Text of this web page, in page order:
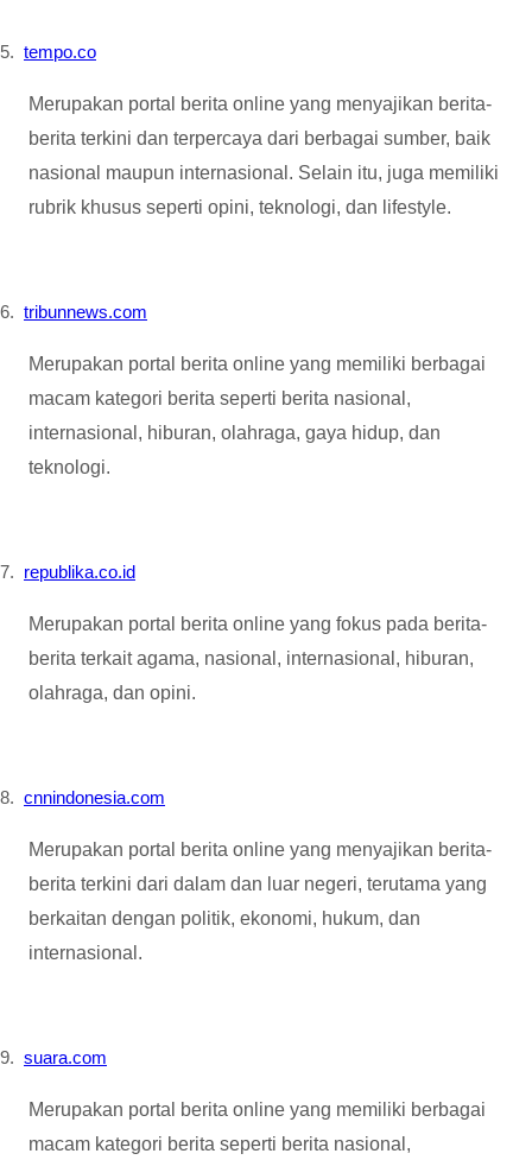
5. tempo.co
Merupakan portal berita online yang menyajikan berita-
berita terkini dan terpercaya dari berbagai sumber, baik
nasional maupun internasional. Selain itu, juga memiliki
rubrik khusus seperti opini, teknologi, dan lifestyle.
6. tribunnews.com
Merupakan portal berita online yang memiliki berbagai
macam kategori berita seperti berita nasional,
internasional, hiburan, olahraga, gaya hidup, dan
teknologi.
7. republika.co.id
Merupakan portal berita online yang fokus pada berita-
berita terkait agama, nasional, internasional, hiburan,
olahraga, dan opini.
8. cnnindonesia.com
Merupakan portal berita online yang menyajikan berita-
berita terkini dari dalam dan luar negeri, terutama yang
berkaitan dengan politik, ekonomi, hukum, dan
internasional.
9. suara.com
Merupakan portal berita online yang memiliki berbagai
macam kategori berita seperti berita nasional,